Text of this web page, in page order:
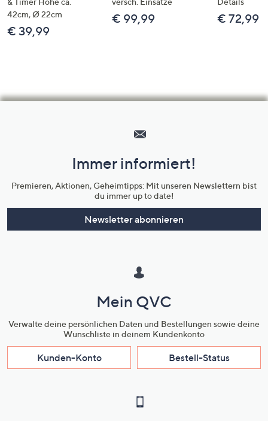
42cm, Ø 22cm
€ 39,99
€ 99,99 € 72,99
Unternehmensinformationen
Immer informiert!
Premieren, Aktionen, Geheimtipps: Mit unseren Newslettern bist
du immer up to date!
Newsletter abonnieren
Mein QVC
Verwalte deine persönlichen Daten und Bestellungen sowie deine
Wunschliste in deinem Kundenkonto
Kunden-Konto Bestell-Status